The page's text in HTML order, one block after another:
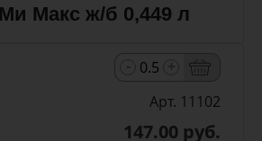
Макс ж/б 0,449 л
Арт. 11102
147.00 руб.